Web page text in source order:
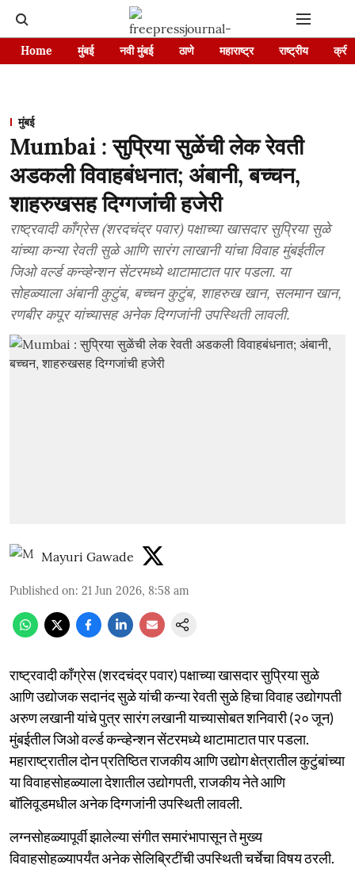
Home मुंबई नवी मुंबई ठाणे महाराष्ट्र राष्ट्रीय
मुंबई
Mumbai : सुप्रिया सुळेंची लेक रेवती
अडकली विवाहबंधनात; अंबानी, बच्चन,
शाहरुखसह दिग्गजांची हजेरी
राष्ट्रवादी काँग्रेस (शरदचंद्र पवार) पक्षाच्या खासदार सुप्रिया सुळे
यांच्या कन्या रेवती सुळे आणि सारंग लाखानी यांचा विवाह मुंबईतील
जिओ वर्ल्ड कन्व्हेन्शन सेंटरमध्ये थाटामाटात पार पडला. या
सोहळ्याला अंबानी कुटुंब, बच्चन कुटुंब, शाहरुख खान, सलमान खान,
रणबीर कपूर यांच्यासह अनेक दिग्गजांनी उपस्थिती लावली.
Mayuri Gawade
Published on: 21 Jun 2026, 8:58 am
राष्ट्रवादी काँग्रेस (शरदचंद्र पवार) पक्षाच्या खासदार सुप्रिया सुळे
आणि उद्योजक सदानंद सुळे यांची कन्या रेवती सुळे हिचा विवाह उद्योगपती
अरुण लखानी यांचे पुत्र सारंग लखानी याच्यासोबत शनिवारी (२० जून)
मुंबईतील जिओ वर्ल्ड कन्व्हेन्शन सेंटरमध्ये थाटामाटात पार पडला.
महाराष्ट्रातील दोन प्रतिष्ठित राजकीय आणि उद्योग क्षेत्रातील कुटुंबांच्या
या विवाहसोहळ्याला देशातील उद्योगपती, राजकीय नेते आणि
बॉलिवूडमधील अनेक दिग्गजांनी उपस्थिती लावली.
लग्नसोहळ्यापूर्वी झालेल्या संगीत समारंभापासून ते मुख्य
विवाहसोहळ्यापर्यंत अनेक सेलिब्रिटींची उपस्थिती चर्चेचा विषय ठरली.